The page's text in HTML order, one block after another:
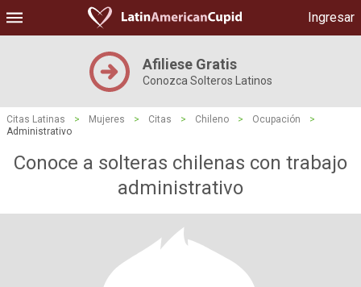
Ingresar
Afiliese Gratis
Conozca Solteros Latinos
Citas Latinas > Mujeres > Citas > Chileno > Ocupación
>
Administrativo
Conoce a solteras chilenas con trabajo
administrativo